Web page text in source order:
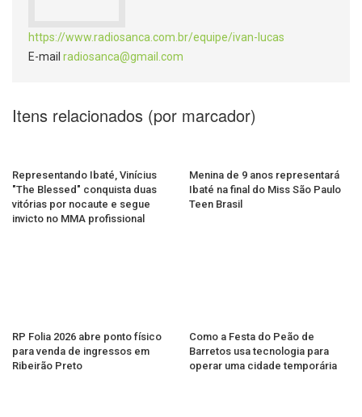
https://www.radiosanca.com.br/equipe/ivan-lucas
E-mail radiosanca@gmail.com
Itens relacionados (por marcador)
Representando Ibaté, Vinícius
"The Blessed" conquista duas
vitórias por nocaute e segue
invicto no MMA profissional
Menina de 9 anos representará
Ibaté na final do Miss São Paulo
Teen Brasil
RP Folia 2026 abre ponto físico
para venda de ingressos em
Ribeirão Preto
Como a Festa do Peão de
Barretos usa tecnologia para
operar uma cidade temporária